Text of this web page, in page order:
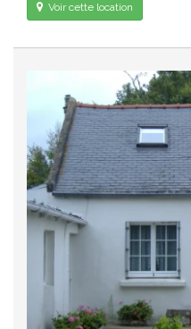
Voir cette location